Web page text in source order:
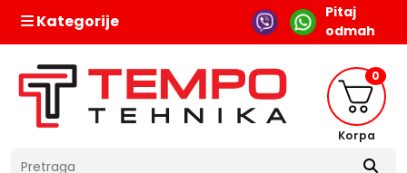
Kategorije
Pitaj
odmah
0
Korpa